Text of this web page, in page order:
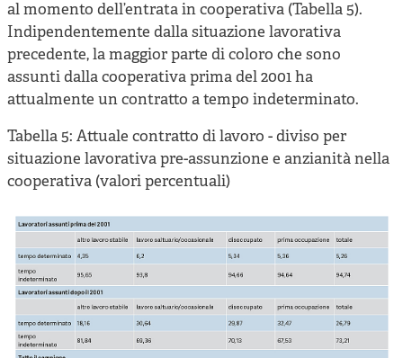
al momento dell’entrata in cooperativa (Tabella 5).
Indipendentemente dalla situazione lavorativa
precedente, la maggior parte di coloro che sono
assunti dalla cooperativa prima del 2001 ha
attualmente un contratto a tempo indeterminato.
Tabella 5: Attuale contratto di lavoro - diviso per
situazione lavorativa pre-assunzione e anzianità nella
cooperativa (valori percentuali)